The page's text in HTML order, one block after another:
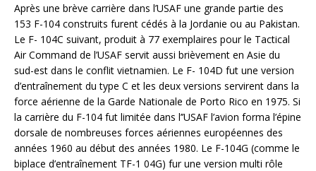
Après une brève carrière dans l’USAF une grande partie des
153 F-104 construits furent cédés à la Jordanie ou au Pakistan.
Le F- 104C suivant, produit à 77 exemplaires pour le Tactical
Air Command de l’USAF servit aussi brièvement en Asie du
sud-est dans le conflit vietnamien. Le F- 104D fut une version
d’entraînement du type C et les deux versions servirent dans la
force aérienne de la Garde Nationale de Porto Rico en 1975. Si
la carrière du F-104 fut limitée dans l’’USAF l’avion forma l’épine
dorsale de nombreuses forces aériennes européennes des
années 1960 au début des années 1980. Le F-104G (comme le
biplace d’entraînement TF-1 04G) fur une version multi rôle